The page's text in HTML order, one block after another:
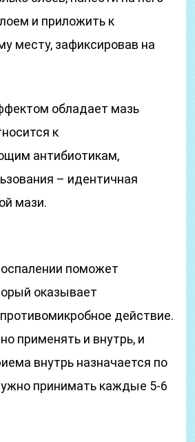
и приложить к
месту, зафиксировав на
обладает мазь
к
антибиотикам,
– идентичная
мази.
поможет
оказывает
действие.
применять и внутрь, и
внутрь назначается по
принимать каждые 5-6